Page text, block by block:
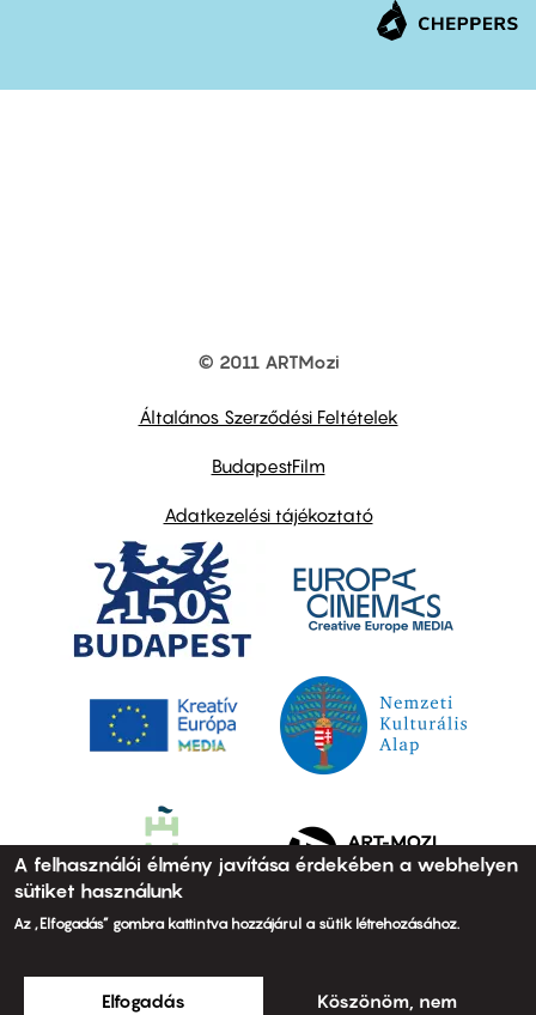
© 2011 ARTMozi
Általános Szerződési Feltételek
BudapestFilm
Adatkezelési tájékoztató
A felhasználói élmény javítása érdekében a webhelyen
sütiket használunk
Az „Elfogadás” gombra kattintva hozzájárul a sütik létrehozásához.
Elfogadás Köszönöm, nem